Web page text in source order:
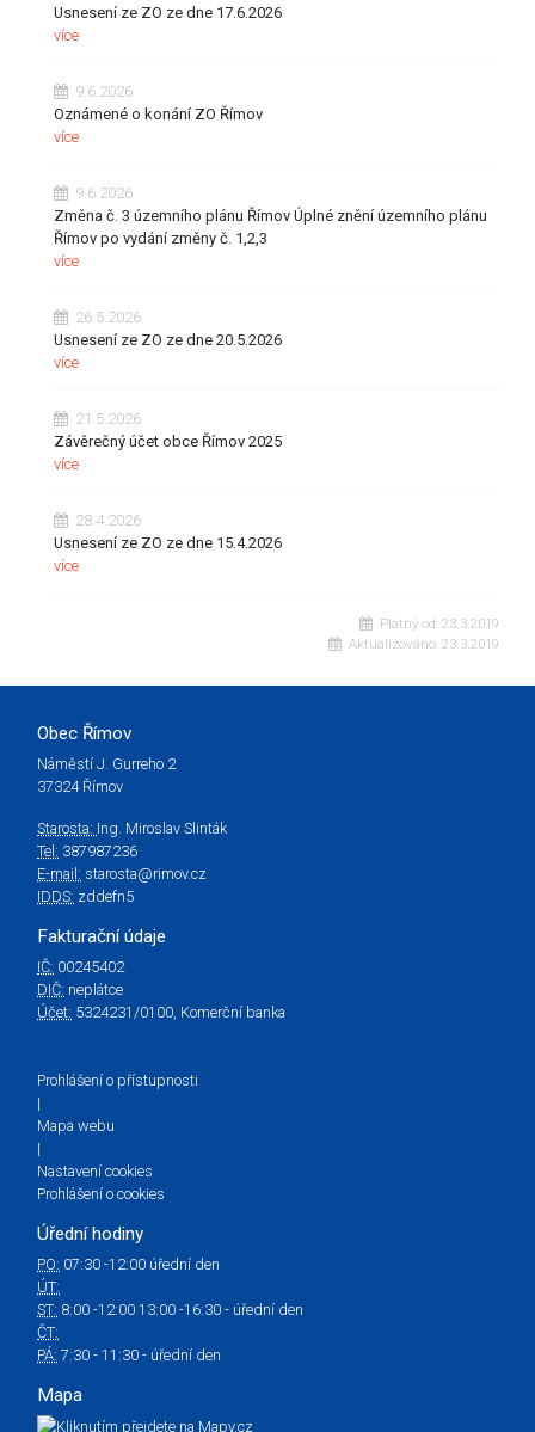
Usnesení ze ZO ze dne 17.6.2026
více
9.6.2026
Oznámené o konání ZO Římov
více
9.6.2026
Změna č. 3 územního plánu Římov Úplné znění územního plánu
Římov po vydání změny č. 1,2,3
více
26.5.2026
Usnesení ze ZO ze dne 20.5.2026
více
21.5.2026
Závěrečný účet obce Římov 2025
více
28.4.2026
Usnesení ze ZO ze dne 15.4.2026
více
Platný od: 23.3.2019
Aktualizováno: 23.3.2019
Obec Římov
Náměstí J. Gurreho 2
37324 Římov
Starosta: Ing. Miroslav Slinták
Tel: 387987236
E-mail: starosta@rimov.cz
IDDS: zddefn5
Fakturační údaje
IČ: 00245402
DIČ: neplátce
Účet: 5324231/0100, Komerční banka
Prohlášení o přístupnosti
|
Mapa webu
|
Nastavení cookies
Prohlášení o cookies
Úřední hodiny
PO: 07:30 -12:00 úřední den
ÚT:
ST: 8:00 -12:00 13:00 -16:30 - úřední den
ČT:
PÁ: 7:30 - 11:30 - úřední den
Mapa